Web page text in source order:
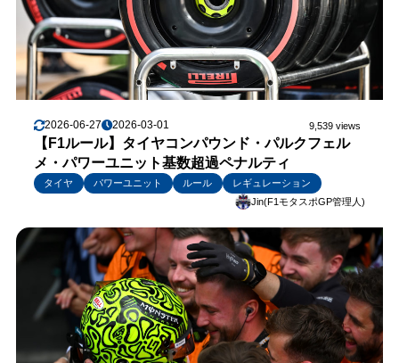
2026-06-27 2026-03-01 9,539 views
【F1ルール】タイヤコンパウンド・パルクフェル
メ・パワーユニット基数超過ペナルティ
タイヤ パワーユニット ルール
レギュレーション
Jin(F1モタスポGP管理人)